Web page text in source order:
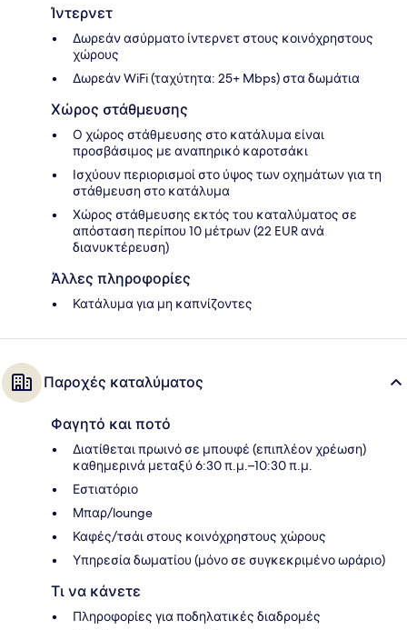
Ίντερνετ
Δωρεάν ασύρματο ίντερνετ στους κοινόχρηστους
χώρους
Δωρεάν WiFi (ταχύτητα: 25+ Mbps) στα δωμάτια
Χώρος στάθμευσης
Ο χώρος στάθμευσης στο κατάλυμα είναι
προσβάσιμος με αναπηρικό καροτσάκι
Ισχύουν περιορισμοί στο ύψος των οχημάτων για τη
στάθμευση στο κατάλυμα
Χώρος στάθμευσης εκτός του καταλύματος σε
απόσταση περίπου 10 μέτρων (22 EUR ανά
διανυκτέρευση)
Άλλες πληροφορίες
Κατάλυμα για μη καπνίζοντες
Παροχές καταλύματος
Φαγητό και ποτό
Διατίθεται πρωινό σε μπουφέ (επιπλέον χρέωση)
καθημερινά μεταξύ 6:30 π.μ.–10:30 π.μ.
Εστιατόριο
Μπαρ/lounge
Καφές/τσάι στους κοινόχρηστους χώρους
Υπηρεσία δωματίου (μόνο σε συγκεκριμένο ωράριο)
Τι να κάνετε
Πληροφορίες για ποδηλατικές διαδρομές